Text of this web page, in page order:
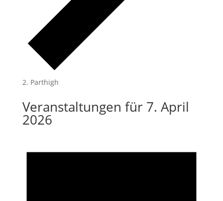
Parthigh
Veranstaltungen für 7. April
2026